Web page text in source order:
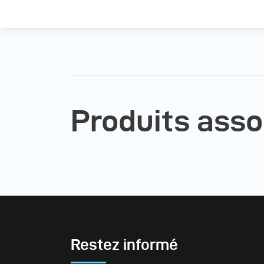
Produits
Restez informé